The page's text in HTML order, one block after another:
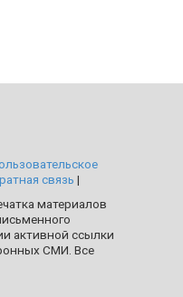
связь |
материалов
активной ссылки
СМИ. Все